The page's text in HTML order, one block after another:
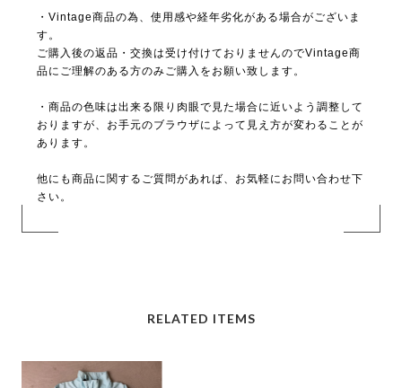
・Vintage商品の為、使用感や経年劣化がある場合がございま
す。
ご購入後の返品・交換は受け付けておりませんのでVintage商
品にご理解のある方のみご購入をお願い致します。
・商品の色味は出来る限り肉眼で見た場合に近いよう調整して
おりますが、お手元のブラウザによって見え方が変わることが
あります。
他にも商品に関するご質問があれば、お気軽にお問い合わせ下
さい。
RELATED ITEMS